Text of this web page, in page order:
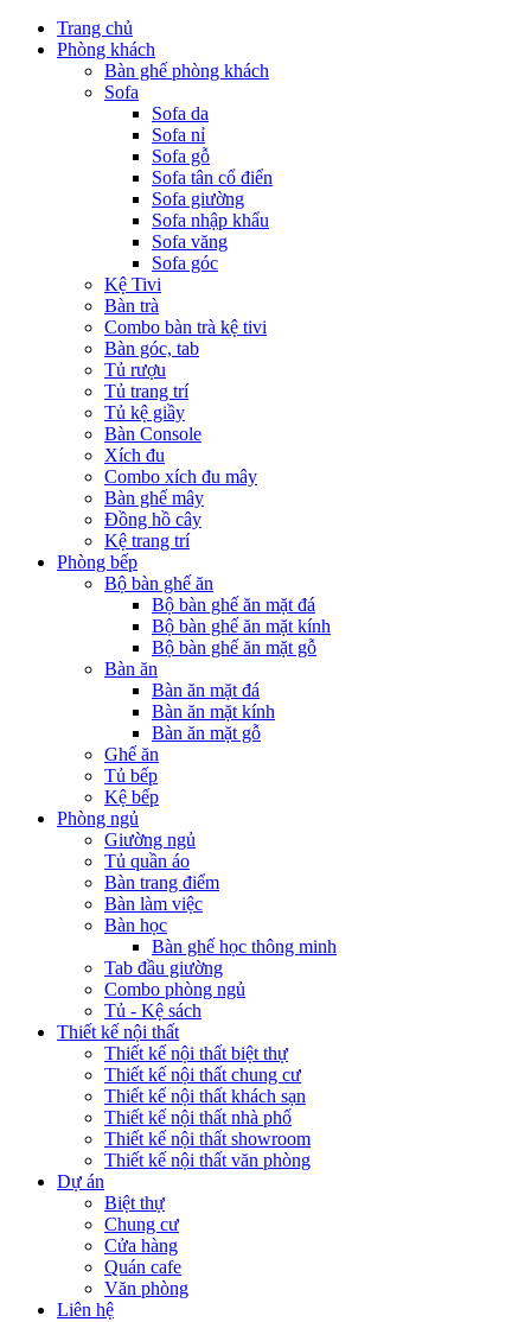
Trang chủ
Phòng khách
Bàn ghế phòng khách
Sofa
Sofa da
Sofa nỉ
Sofa gỗ
Sofa tân cổ điển
Sofa giường
Sofa nhập khẩu
Sofa văng
Sofa góc
Kệ Tivi
Bàn trà
Combo bàn trà kệ tivi
Bàn góc, tab
Tủ rượu
Tủ trang trí
Tủ kệ giầy
Bàn Console
Xích đu
Combo xích đu mây
Bàn ghế mây
Đồng hồ cây
Kệ trang trí
Phòng bếp
Bộ bàn ghế ăn
Bộ bàn ghế ăn mặt đá
Bộ bàn ghế ăn mặt kính
Bộ bàn ghế ăn mặt gỗ
Bàn ăn
Bàn ăn mặt đá
Bàn ăn mặt kính
Bàn ăn mặt gỗ
Ghế ăn
Tủ bếp
Kệ bếp
Phòng ngủ
Giường ngủ
Tủ quần áo
Bàn trang điểm
Bàn làm việc
Bàn học
Bàn ghế học thông minh
Tab đầu giường
Combo phòng ngủ
Tủ - Kệ sách
Thiết kế nội thất
Thiết kế nội thất biệt thự
Thiết kế nội thất chung cư
Thiết kế nội thất khách sạn
Thiết kế nội thất nhà phố
Thiết kế nội thất showroom
Thiết kế nội thất văn phòng
Dự án
Biệt thự
Chung cư
Cửa hàng
Quán cafe
Văn phòng
Liên hệ